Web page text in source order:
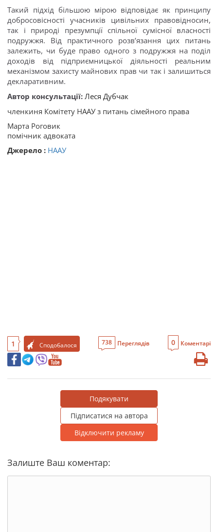
Такий підхід більшою мірою відповідає як принципу
добросовісності учасників цивільних правовідносин,
так і природі презумпції спільної сумісної власності
подружжя. Від практичного розв’язання цих питань
залежить, чи буде право одного з подружжя на поділ
доходів від підприємницької діяльності реальним
механізмом захисту майнових прав чи так і залишиться
декларативним.
Автор консультації: Леся Дубчак
членкиня Комітету НААУ з питань сімейного права
Марта Роговик
помічник адвоката
Джерело : НААУ
1 Сподобалося 738 Переглядів 0 Коментарі
Подякувати
Підписатися на автора
Відключити рекламу
Залиште Ваш коментар: